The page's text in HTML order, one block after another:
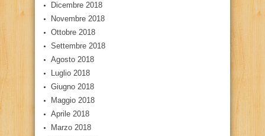
Dicembre 2018
Novembre 2018
Ottobre 2018
Settembre 2018
Agosto 2018
Luglio 2018
Giugno 2018
Maggio 2018
Aprile 2018
Marzo 2018